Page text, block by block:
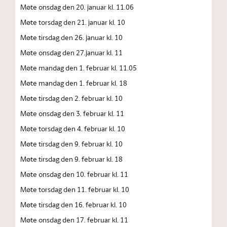
Møte onsdag den 20. januar kl. 11.06
Møte torsdag den 21. januar kl. 10
Møte tirsdag den 26. januar kl. 10
Møte onsdag den 27.januar kl. 11
Møte mandag den 1. februar kl. 11.05
Møte mandag den 1. februar kl. 18
Møte tirsdag den 2. februar kl. 10
Møte onsdag den 3. februar kl. 11
Møte torsdag den 4. februar kl. 10
Møte tirsdag den 9. februar kl. 10
Møte tirsdag den 9. februar kl. 18
Møte onsdag den 10. februar kl. 11
Møte torsdag den 11. februar kl. 10
Møte tirsdag den 16. februar kl. 10
Møte onsdag den 17. februar kl. 11